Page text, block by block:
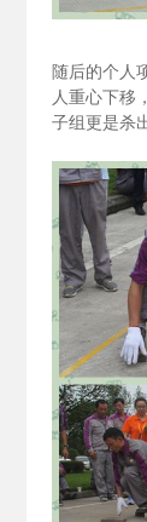
随后的个人
人重心下移
子组更是杀